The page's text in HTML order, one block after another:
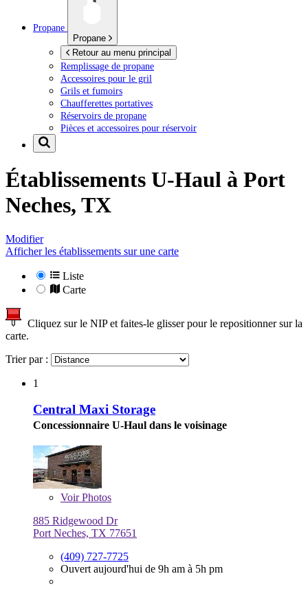
Propane
Propane
Retour au menu principal
Remplissage de propane
Accessoires pour le gril
Grils et fumoirs
Chaufferettes portatives
Réservoirs de propane
Pièces et accessoires pour réservoir
Établissements U-Haul à Port
Neches, TX
Modifier
Afficher les établissements sur une carte
Liste
Carte
Cliquez sur le NIP et faites-le glisser pour le repositionner sur la
carte.
Trier par :
1
Central Maxi Storage
Concessionnaire U-Haul dans le voisinage
VoirPhotos
885 Ridgewood Dr
Port Neches, TX 77651
(409) 727-7725
Ouvert aujourd'hui de 9h am à 5h pm